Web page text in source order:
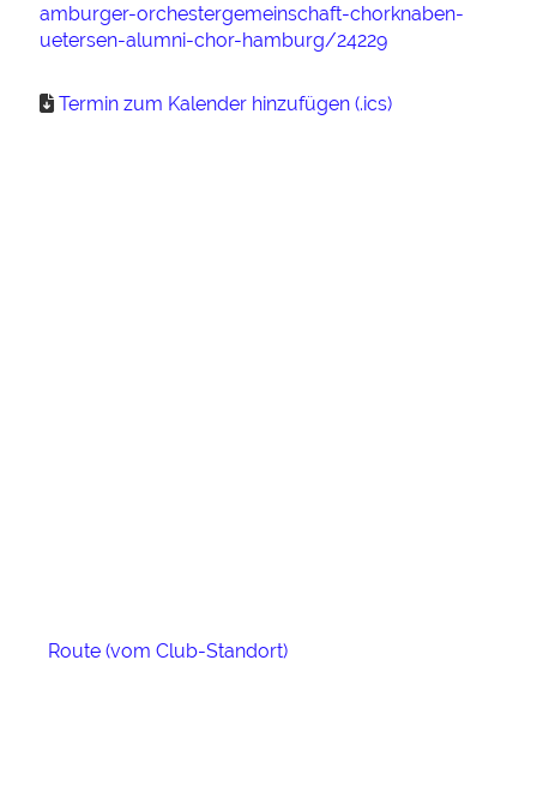
amburger-orchestergemeinschaft-chorknaben-
uetersen-alumni-chor-hamburg/24229
Termin zum Kalender hinzufügen (.ics)
Route (vom Club-Standort)